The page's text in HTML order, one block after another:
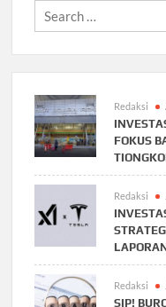
Redaksi
FOKUS
Redaksi
Redaksi
SIP!